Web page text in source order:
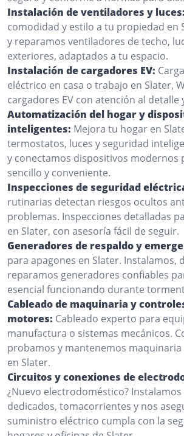
Instalación de ventiladores y luces:
comodidad y estilo a tu propiedad en
y reparamos ventiladores de techo,
exteriores, adaptados a tu espacio.
Instalación de cargadores EV:
eléctrico en casa o trabajo en Slater,
cargadores EV con atención al detalle
Automatización del hogar y
inteligentes: Mejora tu hogar en
termostatos, luces y seguridad
y conectamos dispositivos modernos
sencillo y conveniente.
Inspecciones de seguridad
rutinarias detectan riesgos ocultos
problemas. Inspecciones detalladas
en Slater, con asesoría fácil de seguir.
Generadores de respaldo y
para apagones en Slater. Instalamos,
reparamos generadores confiables
esencial funcionando durante
Cableado de maquinaria y
motores: Cableado experto para
manufactura o sistemas mecánicos.
probamos y mantenemos
en Slater.
Circuitos y conexiones de
¿Nuevo electrodoméstico?
dedicados, tomacorrientes y nos
suministro eléctrico cumpla con la